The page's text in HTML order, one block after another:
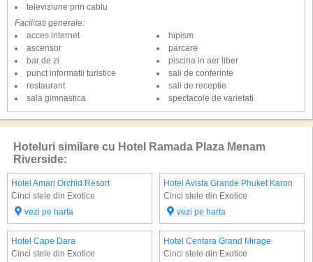
televiziune prin cablu
Facilitati generale:
acces internet
ascensor
bar de zi
hipism
parcare
piscina in aer liber
punct informatii turistice
restaurant
sala gimnastica
sali de conferinte
sali de receptie
spectacole de varietati
Hoteluri similare cu Hotel Ramada Plaza Menam
Riverside:
Hotel Amari Orchid Resort
Cinci stele din Exotice
vezi pe harta
Hotel Avista Grande Phuket Karon
Cinci stele din Exotice
vezi pe harta
Hotel Cape Dara
Cinci stele din Exotice
Hotel Centara Grand Mirage
Cinci stele din Exotice